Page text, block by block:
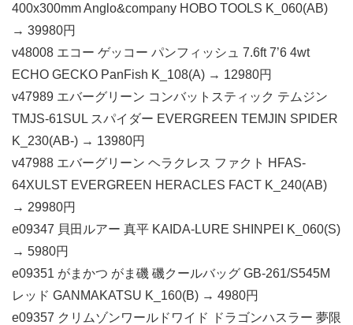
400x300mm Anglo&company HOBO TOOLS K_060(AB)
→ 39980円
v48008 エコー ゲッコー パンフィッシュ 7.6ft 7’6 4wt
ECHO GECKO PanFish K_108(A) → 12980円
v47989 エバーグリーン コンバットスティック テムジン
TMJS-61SUL スパイダー EVERGREEN TEMJIN SPIDER
K_230(AB-) → 13980円
v47988 エバーグリーン ヘラクレス ファクト HFAS-
64XULST EVERGREEN HERACLES FACT K_240(AB)
→ 29980円
e09347 貝田ルアー 真平 KAIDA-LURE SHINPEI K_060(S)
→ 5980円
e09351 がまかつ がま磯 磯クールバッグ GB-261/S545M
レッド GANMAKATSU K_160(B) → 4980円
e09357 クリムゾンワールドワイド ドラゴンハスラー 夢限